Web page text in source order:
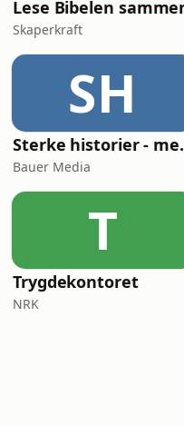
Lese Bibelen
Skaperkraft
SH
Bauer Media
T
Trygdekontoret
NRK